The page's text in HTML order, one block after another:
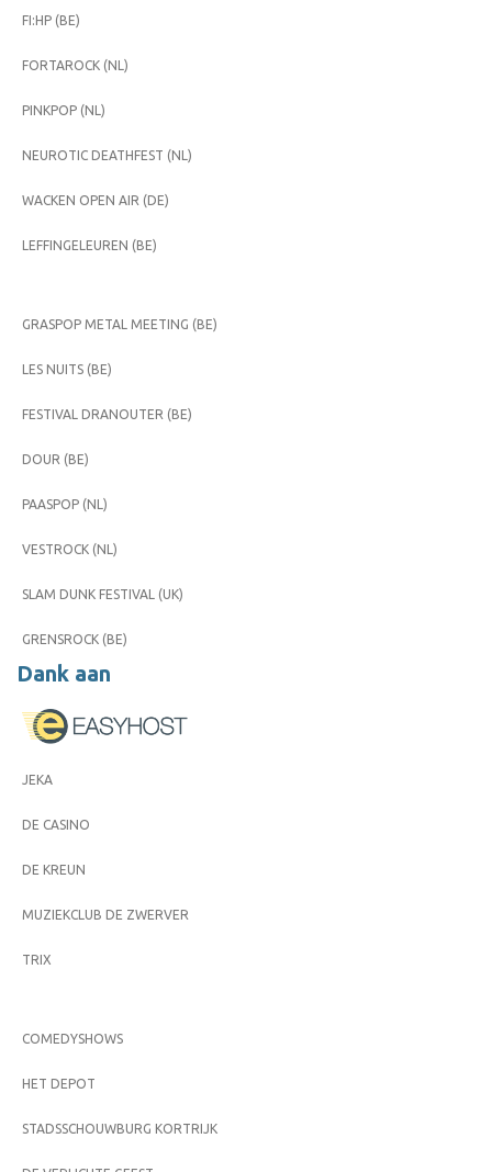
FI:HP (BE)
FORTAROCK (NL)
PINKPOP (NL)
NEUROTIC DEATHFEST (NL)
WACKEN OPEN AIR (DE)
LEFFINGELEUREN (BE)
GRASPOP METAL MEETING (BE)
LES NUITS (BE)
FESTIVAL DRANOUTER (BE)
DOUR (BE)
PAASPOP (NL)
VESTROCK (NL)
SLAM DUNK FESTIVAL (UK)
GRENSROCK (BE)
Dank aan
JEKA
DE CASINO
DE KREUN
MUZIEKCLUB DE ZWERVER
TRIX
COMEDYSHOWS
HET DEPOT
STADSSCHOUWBURG KORTRIJK